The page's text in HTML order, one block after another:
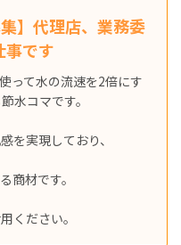
】代理店、業務委
事です
って水の流速を2倍にす
水コマです。
を実現しており、
商材です。
ください。